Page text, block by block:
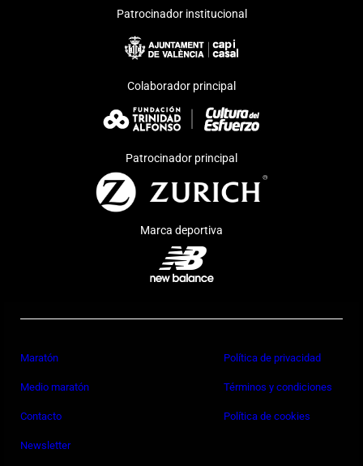
Patrocinador institucional
Colaborador principal
Patrocinador principal
Marca deportiva
Maratón
Medio maratón
Contacto
Newsletter
Política de privacidad
Términos y condiciones
Política de cookies